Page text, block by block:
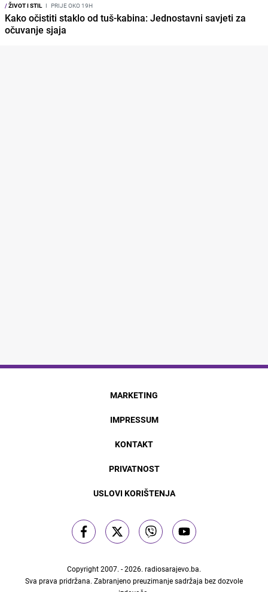
/ŽIVOT I STIL I PRIJE OKO 19H
Kako očistiti staklo od tuš-kabina: Jednostavni savjeti za
očuvanje sjaja
MARKETING
IMPRESSUM
KONTAKT
PRIVATNOST
USLOVI KORIŠTENJA
Copyright 2007. - 2026. radiosarajevo.ba.
Sva prava pridržana. Zabranjeno preuzimanje sadržaja bez dozvole